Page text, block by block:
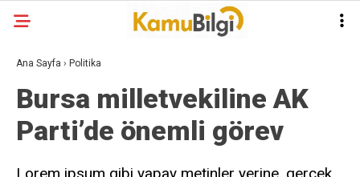
Ana Sayfa › Politika
Bursa milletvekiline AK
Parti’de önemli görev